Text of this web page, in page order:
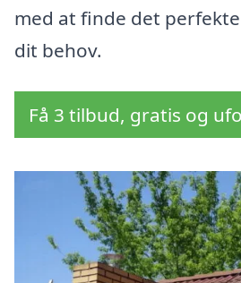
med at finde det
dit behov.
Få 3 tilbud, gratis og